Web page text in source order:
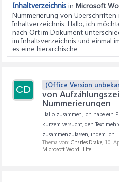
Inhaltverzeichnis in Microsoft
Nummerierung von Überschriften
Inhaltverzeichnis: Hallo, ich
nach Ort im Dokument
im Inhaltsverzeichnis und einmal
es eine hierarchische...
CD (Office Version
von
Nummerierungen
Hallo zusammen, ich habe ein
kurzem versucht, den Text
zusammenzufassen, indem ich...
Thema von: Charles.Drake, 10.
Microsoft Word Hilfe